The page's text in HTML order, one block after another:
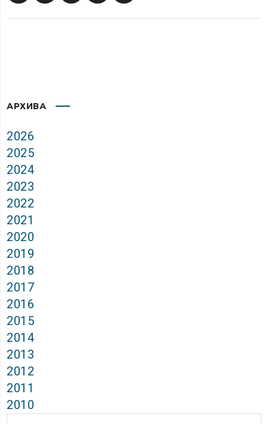
АРХИВА
2026
2025
2024
2023
2022
2021
2020
2019
2018
2017
2016
2015
2014
2013
2012
2011
2010